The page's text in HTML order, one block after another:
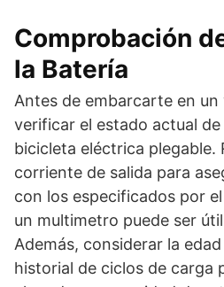
Comprobación
la Batería
Antes de embarcarte en un
verificar el estado actual
bicicleta eléctrica plegable.
corriente de salida para
con los especificados por
un multimetro puede ser
Además, considerar la
historial de ciclos de carga